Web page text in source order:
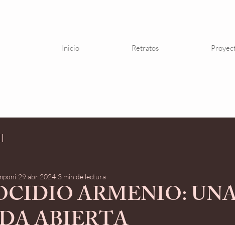
Inicio Retratos
ARMENIO:
29 abr 2024 3 min de lectura